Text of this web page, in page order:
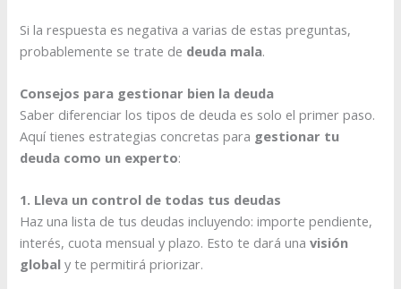
Si la respuesta es negativa a varias de estas preguntas,
probablemente se trate de deuda mala.
Consejos para gestionar bien la deuda
Saber diferenciar los tipos de deuda es solo el primer paso.
Aquí tienes estrategias concretas para gestionar tu
deuda como un experto:
1. Lleva un control de todas tus deudas
Haz una lista de tus deudas incluyendo: importe pendiente,
interés, cuota mensual y plazo. Esto te dará unavisión
global y te permitirá priorizar.